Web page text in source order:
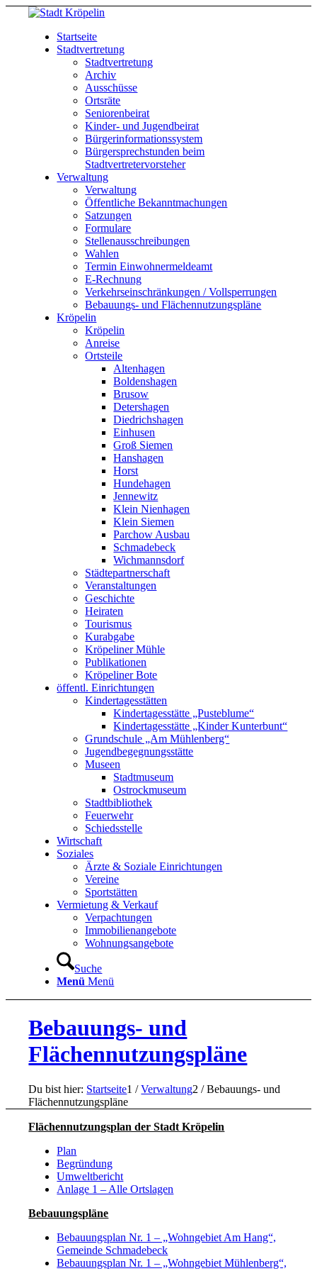
Startseite
Stadtvertretung
Stadtvertretung
Archiv
Ausschüsse
Ortsräte
Seniorenbeirat
Kinder- und Jugendbeirat
Bürgerinformationssystem
Bürgersprechstunden beim
Stadtvertretervorsteher
Verwaltung
Verwaltung
Öffentliche Bekanntmachungen
Satzungen
Formulare
Stellenausschreibungen
Wahlen
Termin Einwohnermeldeamt
E-Rechnung
Verkehrseinschränkungen / Vollsperrungen
Bebauungs- und Flächennutzungspläne
Kröpelin
Kröpelin
Anreise
Ortsteile
Altenhagen
Boldenshagen
Brusow
Detershagen
Diedrichshagen
Einhusen
Groß Siemen
Hanshagen
Horst
Hundehagen
Jennewitz
Klein Nienhagen
Klein Siemen
Parchow Ausbau
Schmadebeck
Wichmannsdorf
Städtepartnerschaft
Veranstaltungen
Geschichte
Heiraten
Tourismus
Kurabgabe
Kröpeliner Mühle
Publikationen
Kröpeliner Bote
öffentl. Einrichtungen
Kindertagesstätten
Kindertagesstätte „Pusteblume“
Kindertagesstätte „Kinder Kunterbunt“
Grundschule „Am Mühlenberg“
Jugendbegegnungsstätte
Museen
Stadtmuseum
Ostrockmuseum
Stadtbibliothek
Feuerwehr
Schiedsstelle
Wirtschaft
Soziales
Ärzte & Soziale Einrichtungen
Vereine
Sportstätten
Vermietung & Verkauf
Verpachtungen
Immobilienangebote
Wohnungsangebote
Suche
Menü Menü
Bebauungs- und
Flächennutzungspläne
Du bist hier: Startseite1 / Verwaltung2 / Bebauungs- und
Flächennutzungspläne
Flächennutzungsplan der Stadt Kröpelin
Plan
Begründung
Umweltbericht
Anlage 1 – Alle Ortslagen
Bebauungspläne
Bebauungsplan Nr. 1 – „Wohngebiet Am Hang“,
Gemeinde Schmadebeck
Bebauungsplan Nr. 1 – „Wohngebiet Mühlenberg“,